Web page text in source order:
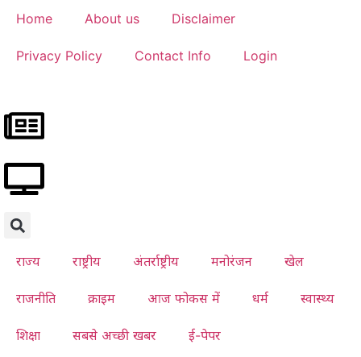
Home About us Disclaimer
Privacy Policy Contact Info Login
राज्य राष्ट्रीय अंतर्राष्ट्रीय मनोरंजन खेल
राजनीति क्राइम आज फोकस में धर्म स्वास्थ्य
शिक्षा सबसे अच्छी खबर ई-पेपर